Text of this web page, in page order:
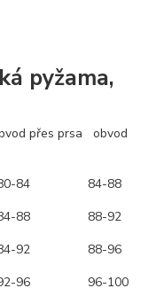
pyžama,
prsa obvod
84
84-88
88
88-92
92
88-96
96
96-100